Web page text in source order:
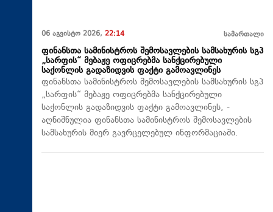
06 აგვისტო 2026, 22:14 სამართალი
ფინანსთა სამინისტროს შემოსავლების სამსახურის სგპ
„სარფის“ მებაჟე ოფიცრებმა სანქცირებული
საქონლის გადაზიდვის ფაქტი გამოავლინეს
ფინანსთა სამინისტროს შემოსავლების სამსახურის სგპ
„სარფის“ მებაჟე ოფიცრებმა სანქცირებული
საქონლის გადაზიდვის ფაქტი გამოავლინეს, -
აღნიშნულია ფინანსთა სამინისტროს შემოსავლების
სამსახურის მიერ გავრცელებულ ინფორმაციაში.